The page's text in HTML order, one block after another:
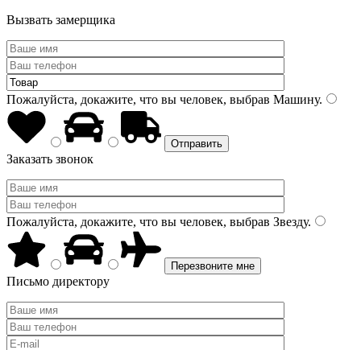
Вызвать замерщика
Пожалуйста, докажите, что вы человек, выбрав Машину.
Заказать звонок
Пожалуйста, докажите, что вы человек, выбрав Звезду.
Письмо директору